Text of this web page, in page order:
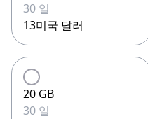
30 일
13미국 달러
20 GB
30 일